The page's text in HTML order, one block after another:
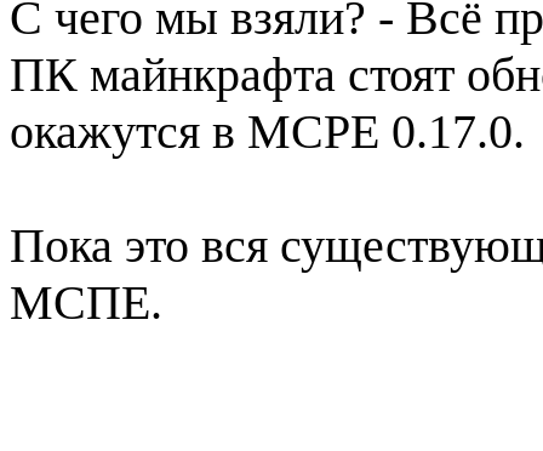
С чего мы взяли? - Всё
ПК майнкрафта стоят
окажутся в MCPE 0.17.0.
Пока это вся
МСПЕ.